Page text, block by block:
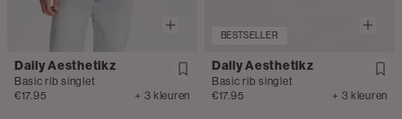
Daily Aesthetikz
Basic rib singlet
€17.95
+ 3 kleuren
BESTSELLER
Daily Aesthetikz
Basic rib singlet
€17.95
+ 3 kleuren